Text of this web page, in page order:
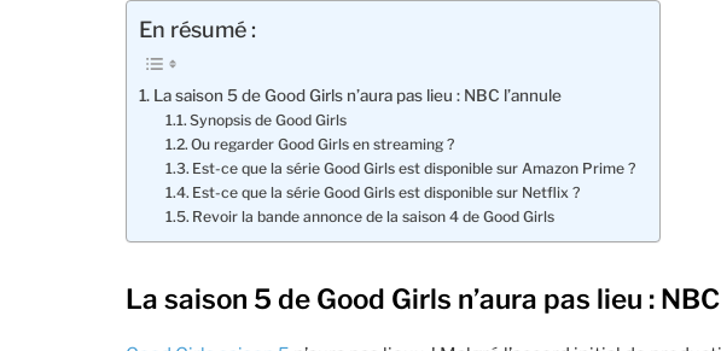
En résumé :
La saison 5 de Good Girls n’aura pas lieu : NBC l’annule
Synopsis de Good Girls
Ou regarder Good Girls en streaming ?
Est-ce que la série Good Girls est disponible sur Amazon Prime ?
Est-ce que la série Good Girls est disponible sur Netflix ?
Revoir la bande annonce de la saison 4 de Good Girls
La saison 5 de Good Girls n’aura pas lieu :